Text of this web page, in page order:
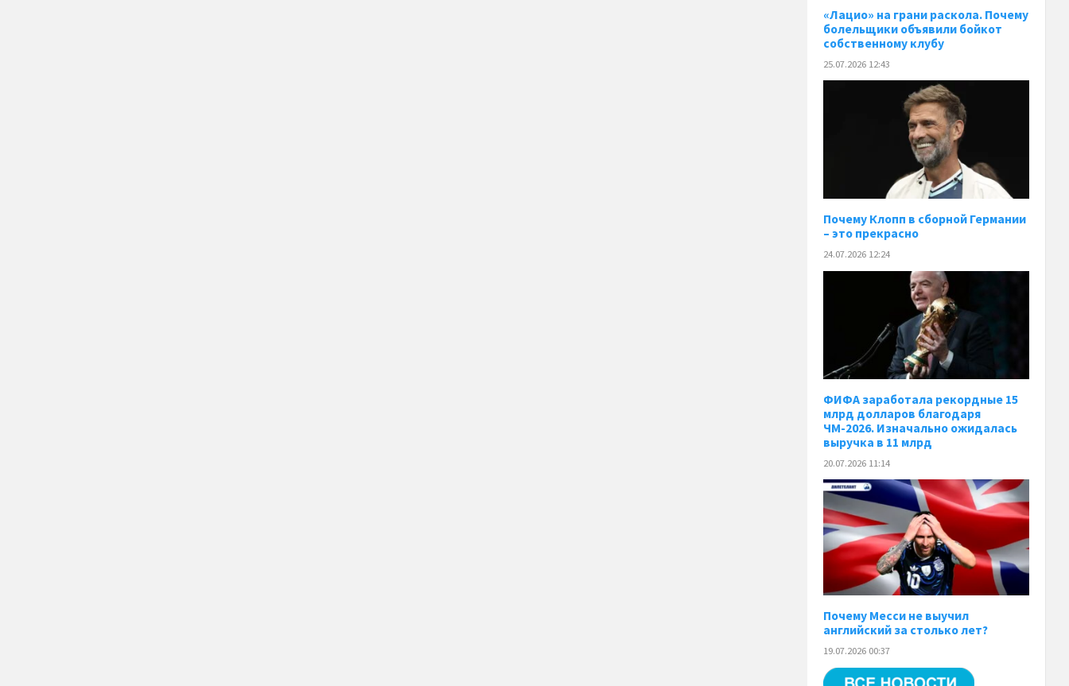
«Лацио» на грани раскола. Почему
болельщики объявили бойкот
собственному клубу
25.07.2026 12:43
Почему Клопп в сборной Германии
– это прекрасно
24.07.2026 12:24
ФИФА заработала рекордные 15
млрд долларов благодаря
ЧМ-2026. Изначально ожидалась
выручка в 11 млрд
20.07.2026 11:14
Почему Месси не выучил
английский за столько лет?
19.07.2026 00:37